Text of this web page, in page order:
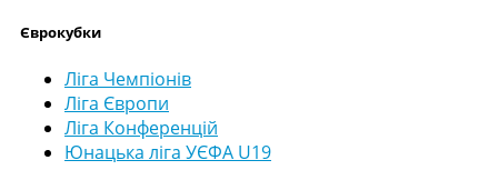
Єврокубки
Ліга Чемпіонів
Ліга Європи
Ліга Конференцій
Юнацька ліга УЄФА U19